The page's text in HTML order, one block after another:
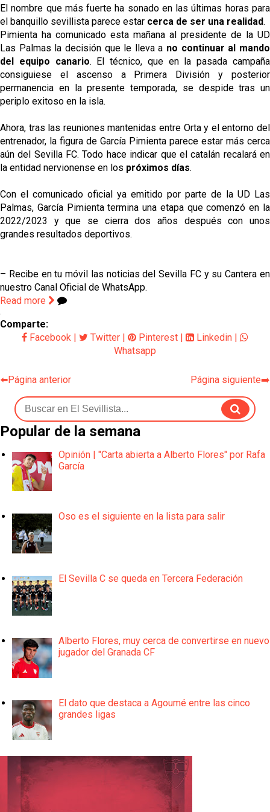
El Sevilla oficializa el traspaso de Sow
Miguel Sierra: La temporada pasada se vio
reflejado que podemos tirar para delante y
trabajamos con ilusión
Diomande ya es madridista mientras Rodri agita el
mercado
El nombre que más fuerte ha sonado en las últimas horas para
el banquillo sevillista parece estar cerca de ser una realidad.
Pimienta ha comunicado esta mañana al presidente de la UD
Las Palmas la decisión que le lleva a no continuar al mando
del equipo canario. El técnico, que en la pasada campaña
consiguiese el ascenso a Primera División y posterior
permanencia en la presente temporada, se despide tras un
periplo exitoso en la isla.
Ahora, tras las reuniones mantenidas entre Orta y el entorno del
entrenador, la figura de García Pimienta parece estar más cerca
aún del Sevilla FC. Todo hace indicar que el catalán recalará en
la entidad nervionense en los próximos días.
Con el comunicado oficial ya emitido por parte de la UD Las
Palmas, García Pimienta termina una etapa que comenzó en la
2022/2023 y que se cierra dos años después con unos
grandes resultados deportivos.
– Recibe en tu móvil las noticias del Sevilla FC y su Cantera en
nuestro Canal Oficial de WhatsApp.
Read more
Comparte:
Facebook
Twitter Pinterest Linkedin
Whatsapp
⬅️Página anterior Página siguiente➡️
Popular de la semana
Opinión | "Carta abierta a Alberto Flores" por Rafa
García
Oso es el siguiente en la lista para salir
El Sevilla C se queda en Tercera Federación
Alberto Flores, muy cerca de convertirse en nuevo
jugador del Granada CF
El dato que destaca a Agoumé entre las cinco
grandes ligas